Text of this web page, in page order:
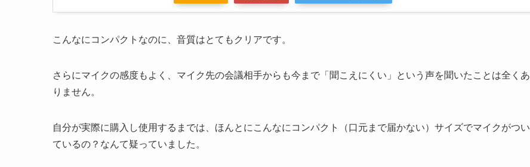
こんなにコンパクトなのに、音質はとてもクリアです。
さらにマイクの感度もよく、マイク先の会議相手からも今まで「聞こえにくい」という声を聞いたことは全くあ
りません。
自分が実際に購入し使用するまでは、ほんとにこんなにコンパクト（口元まで届かない）サイズでマイクがつい
ているの？なんて疑っていました。